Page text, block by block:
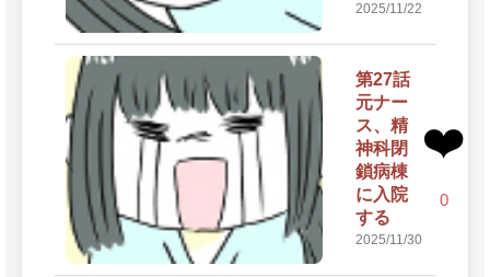
2025/11/22
第27話
元ナー
ス、精
神科閉
鎖病棟
に入院
する
2025/11/30
❤️
0